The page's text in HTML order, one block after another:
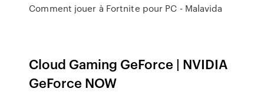
Comment jouer à Fortnite pour PC - Malavida
Cloud Gaming GeForce | NVIDIA
GeForce NOW